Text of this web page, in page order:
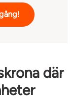
där